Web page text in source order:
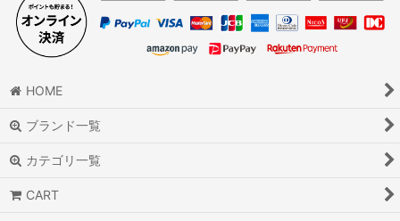
HOME
ブランド一覧
カテゴリ一覧
CART